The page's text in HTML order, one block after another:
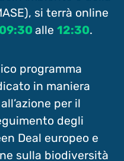
si terrà online
09:30 alle 12:30.
programma
in maniera
per il
degli
Deal europeo e
sulla biodiversità